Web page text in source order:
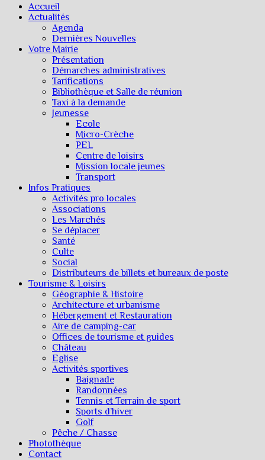
Accueil
Actualités
Agenda
Dernières Nouvelles
Votre Mairie
Présentation
Démarches administratives
Tarifications
Bibliothèque et Salle de réunion
Taxi à la demande
Jeunesse
Ecole
Micro-Crèche
PEL
Centre de loisirs
Mission locale jeunes
Transport
Infos Pratiques
Activités pro locales
Associations
Les Marchés
Se déplacer
Santé
Culte
Social
Distributeurs de billets et bureaux de poste
Tourisme & Loisirs
Géographie & Histoire
Architecture et urbanisme
Hébergement et Restauration
Aire de camping-car
Offices de tourisme et guides
Château
Eglise
Activités sportives
Baignade
Randonnées
Tennis et Terrain de sport
Sports d’hiver
Golf
Pêche / Chasse
Photothèque
Contact